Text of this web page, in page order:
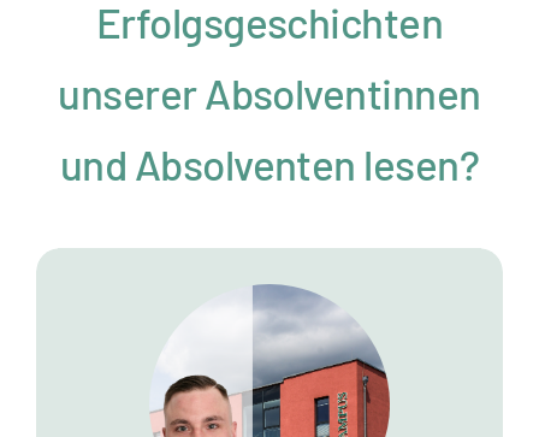
Erfolgsgeschichten
unserer Absolventinnen
und Absolventen lesen?